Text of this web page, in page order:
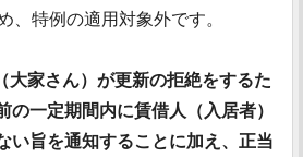
、特例の適用対象外です。
大家さん）が更新の拒絶をするた
の一定期間内に賃借人（入居者）
い旨を通知することに加え、正当